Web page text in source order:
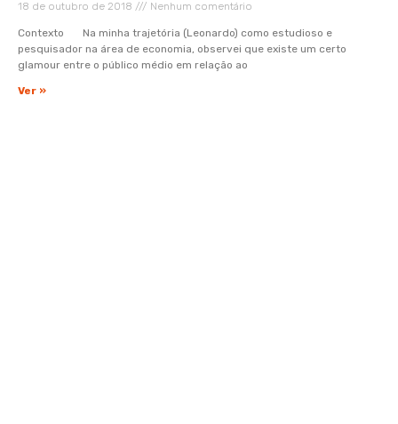
18 de outubro de 2018 Nenhum comentário
Contexto Na minha trajetória (Leonardo) como estudioso e
pesquisador na área de economia, observei que existe um certo
glamour entre o público médio em relação ao
Ver »